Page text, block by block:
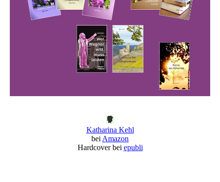
Katharina Kehl
bei Amazon
Hardcover bei epubli